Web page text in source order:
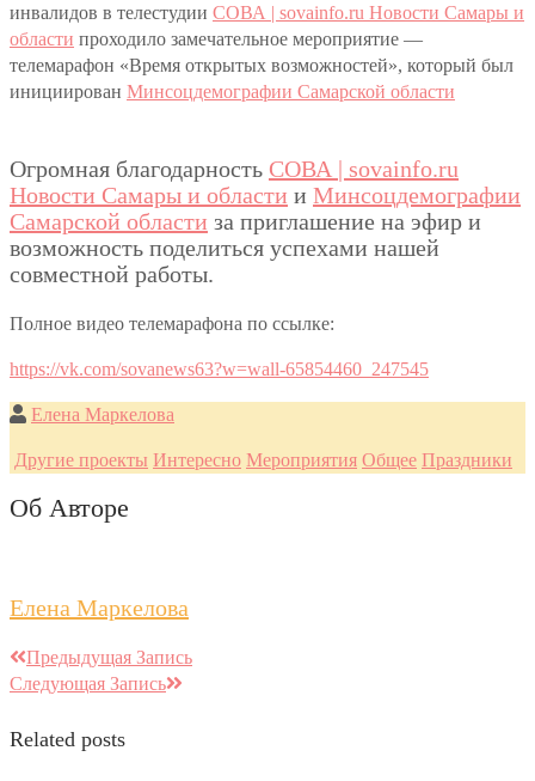
инвалидов в телестудии СОВА | sovainfo.ru Новости Самары и
области проходило замечательное мероприятие —
телемарафон «Время открытых возможностей», который был
инициирован Минсоцдемографии Самарской области
Огромная благодарность СОВА | sovainfo.ru
Новости Самары и области и Минсоцдемографии
Самарской области за приглашение на эфир и
возможность поделиться успехами нашей
совместной работы.
Полное видео телемарафона по ссылке:
https://vk.com/sovanews63?w=wall-65854460_247545
Елена Маркелова
Другие проекты Интересно Мероприятия Общее Праздники
Об Авторе
Елена Маркелова
Предыдущая Запись
Следующая Запись
Related posts